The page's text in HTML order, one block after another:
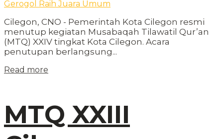
Cilegon, CNO - Pemerintah Kota Cilegon resmi
menutup kegiatan Musabaqah Tilawatil Qur’an
(MTQ) XXIV tingkat Kota Cilegon. Acara
penutupan berlangsung...
Read more
MTQ XXIII